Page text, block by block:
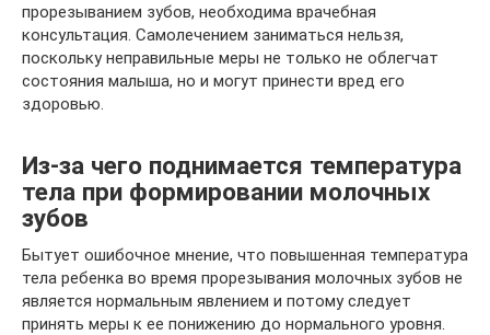
прорезыванием зубов, необходима врачебная
консультация. Самолечением заниматься нельзя,
поскольку неправильные меры не только не облегчат
состояния малыша, но и могут принести вред его
здоровью.
Из-за чего поднимается температура
тела при формировании молочных
зубов
Бытует ошибочное мнение, что повышенная температура
тела ребенка во время прорезывания молочных зубов не
является нормальным явлением и потому следует
принять меры к ее понижению до нормального уровня.